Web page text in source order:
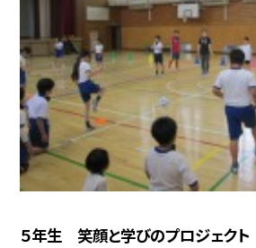
５年生 笑顔と学びのプロジェクト